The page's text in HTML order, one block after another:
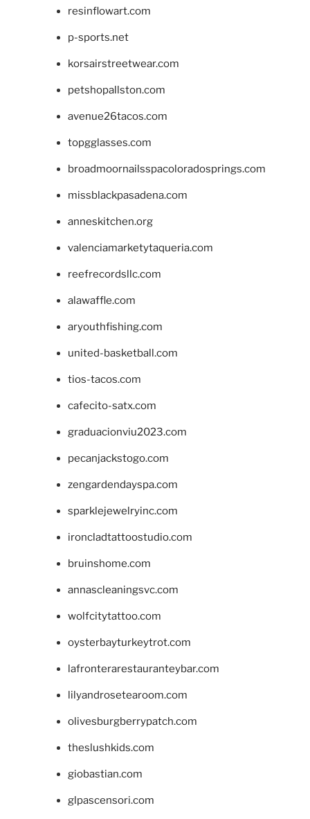
resinflowart.com
p-sports.net
korsairstreetwear.com
petshopallston.com
avenue26tacos.com
topgglasses.com
broadmoornailsspacoloradosprings.com
missblackpasadena.com
anneskitchen.org
valenciamarketytaqueria.com
reefrecordsllc.com
alawaffle.com
aryouthfishing.com
united-basketball.com
tios-tacos.com
cafecito-satx.com
graduacionviu2023.com
pecanjackstogo.com
zengardendayspa.com
sparklejewelryinc.com
ironcladtattoostudio.com
bruinshome.com
annascleaningsvc.com
wolfcitytattoo.com
oysterbayturkeytrot.com
lafronterarestauranteybar.com
lilyandrosetearoom.com
olivesburgberrypatch.com
theslushkids.com
giobastian.com
glpascensori.com